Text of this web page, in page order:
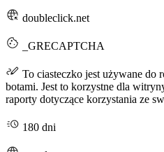
doubleclick.net
_GRECAPTCHA
To ciasteczko jest używane do
botami. Jest to korzystne dla
raporty dotyczące korzystania ze
180 dni